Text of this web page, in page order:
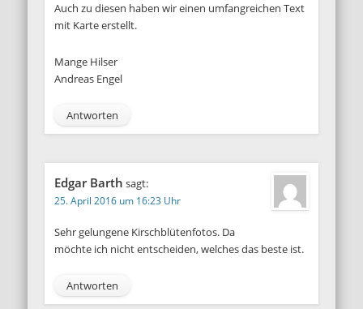
Auch zu diesen haben wir einen umfangreichen Text
mit Karte erstellt.
Mange Hilser
Andreas Engel
Antworten
Edgar Barth sagt:
25. April 2016 um 16:23 Uhr
Sehr gelungene Kirschblütenfotos. Da
möchte ich nicht entscheiden, welches das beste ist.
Antworten